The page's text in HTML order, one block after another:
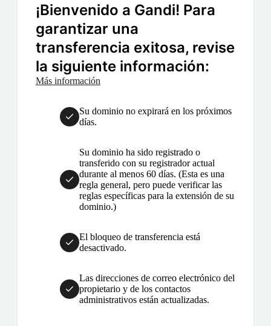
¡Bienvenido a Gandi! Para
garantizar una
transferencia exitosa, revise
la siguiente información:
Más información
Su dominio no expirará en los próximos
días.
Su dominio ha sido registrado o
transferido con su registrador actual
durante al menos 60 días. (Esta es una
regla general, pero puede verificar las
reglas específicas para la extensión de su
dominio.)
El bloqueo de transferencia está
desactivado.
Las direcciones de correo electrónico del
propietario y de los contactos
administrativos están actualizadas.